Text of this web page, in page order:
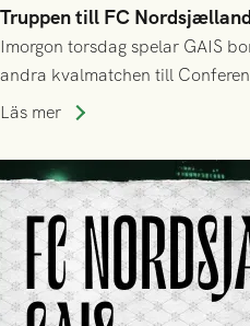
Truppen till FC
Imorgon torsdag spelar GAIS
andra kvalmatchen till
Park! Fredrik Holmberg och
Läs mer